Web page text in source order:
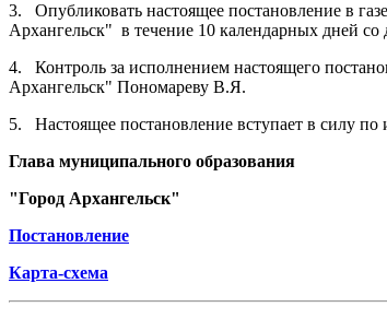
3.
Опубликовать настоящее постановление в
Архангельск" в течение 10 календарных дней
4.
Контроль за исполнением настоящего
Архангельск" Пономареву В.Я.
5.
Настоящее постановление вступает в силу
Глава муниципального образования
"Город Архангельск"
Постановление
Карта-схема